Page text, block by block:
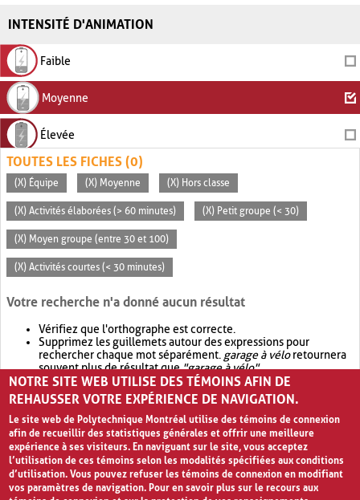
INTENSITÉ D'ANIMATION
Faible
Moyenne
Élevée
TOUTES LES FICHES (0)
(X) Équipe (X) Moyenne (X) Hors classe
(X) Activités élaborées (> 60 minutes) (X) Petit groupe (< 30)
(X) Moyen groupe (entre 30 et 100)
(X) Activités courtes (< 30 minutes)
Votre recherche n'a donné aucun résultat
Vérifiez que l'orthographe est correcte.
Supprimez les guillemets autour des expressions pour
rechercher chaque mot séparément. garage à véloretournera
souvent plus de résultat que"garage à vélo".
Envisagez d'élargir votre recherche avec OR.garage OR vélo
retournera souvent plus de résultat quegarage à vélo
NOTRE SITE WEB UTILISE DES TÉMOINS AFIN DE
REHAUSSER VOTRE EXPÉRIENCE DE NAVIGATION.
Le site web de Polytechnique Montréal utilise des témoins de connexion
afin de recueillir des statistiques générales et offrir une meilleure
expérience à ses visiteurs. En naviguant sur le site, vous acceptez
l’utilisation de ces témoins selon les modalités spécifiées aux conditions
d’utilisation. Vous pouvez refuser les témoins de connexion en modifiant
vos paramètres de navigation. Pour en savoir plus sur le recours aux